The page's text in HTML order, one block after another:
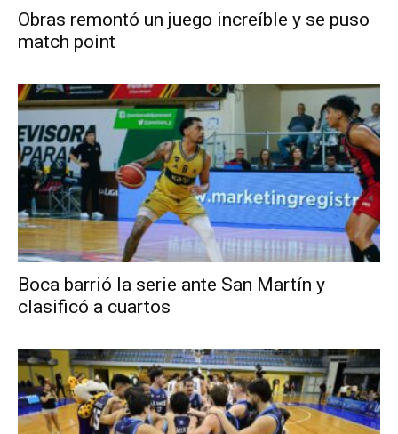
Obras remontó un juego increíble y se puso
match point
Boca barrió la serie ante San Martín y
clasificó a cuartos